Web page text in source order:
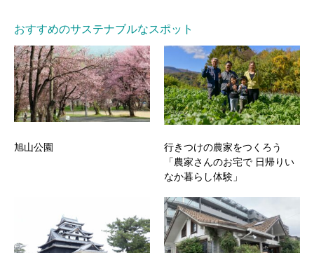
おすすめのサステナブルなスポット
旭山公園
行きつけの農家をつくろう
「農家さんのお宅で 日帰りい
なか暮らし体験」